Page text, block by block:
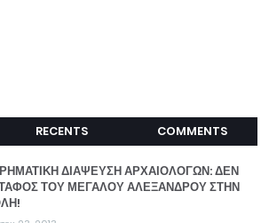
RECENTS COMMENTS
ΔΙΑΨΕΥΣΗ ΑΡΧΑΙΟΛΟΓΩΝ: ΔΕΝ
ΤΑΦΟΣ ΤΟΥ ΜΕΓΑΛΟΥ ΑΛΕΞΑΝΔΡΟΥ ΣΤΗΝ